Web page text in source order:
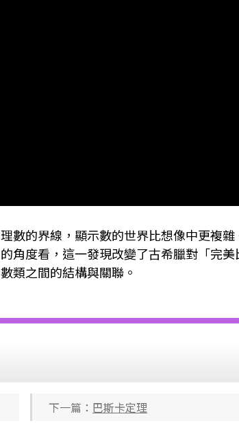
數的界線，顯示數的世界比想像中更複
角度看，這一發現改變了古希臘對「完
類之間的結構與關聯。
下一篇： 巴斯卡定理